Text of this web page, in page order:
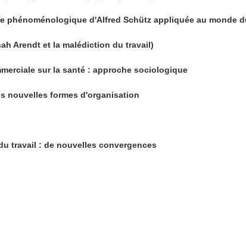
phénoménologique d'Alfred Schütz appliquée au monde
Arendt et la malédiction du travail)
sur la santé : approche sociologique
nouvelles formes d'organisation
travail : de nouvelles convergences